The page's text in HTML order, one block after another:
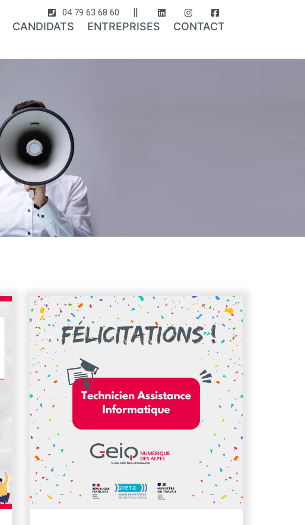
04 79 63 68 60
CANDIDATS ENTREPRISES CONTACT